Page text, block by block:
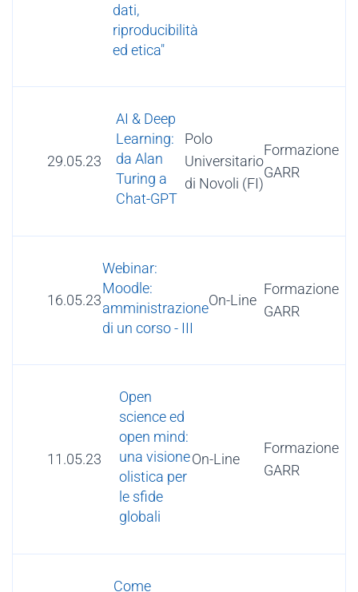
dati,
riproducibilità
ed etica"
29.05.23
AI & Deep
Learning:
da Alan
Turing a
Chat-GPT
Polo
Universitario
di Novoli (FI)
Formazione
GARR
16.05.23
Webinar:
Moodle:
amministrazione
di un corso - III
On-Line
Formazione
GARR
11.05.23
Open
science ed
open mind:
una visione
olistica per
le sfide
globali
On-Line
Formazione
GARR
Come